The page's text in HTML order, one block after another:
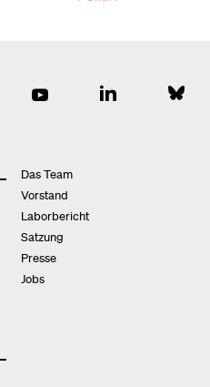
Das Team
Vorstand
Laborbericht
Satzung
Presse
Jobs